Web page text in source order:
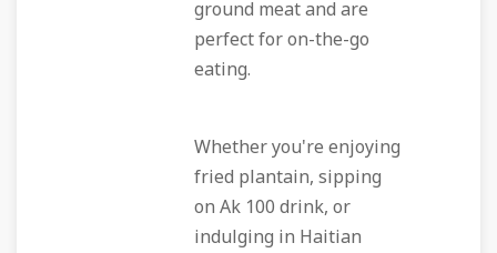
ground meat and are
perfect for on-the-go
eating.
Whether you're enjoying
fried plantain, sipping
on Ak 100 drink, or
indulging in Haitian